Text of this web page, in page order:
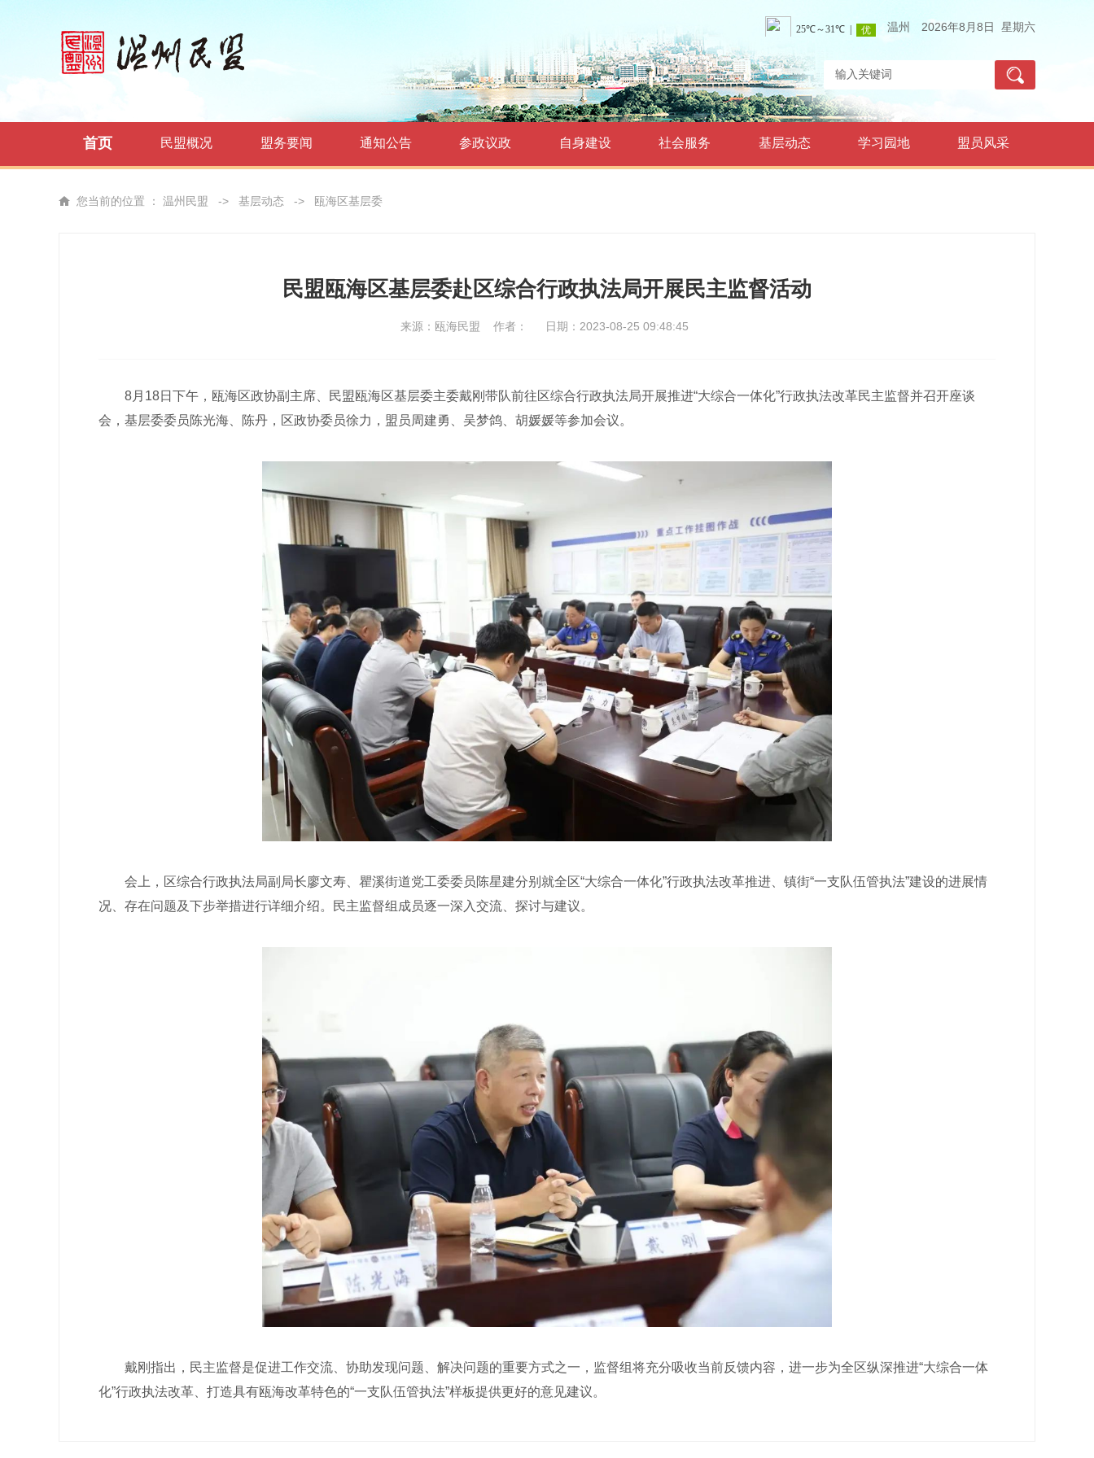
温州 2026年8月8日 星期六
首页 民盟概况 盟务要闻 通知公告 参政议政 自身建设 社会服务 基层动态 学习园地 盟员风采
您当前的位置 ： 温州民盟 -> 基层动态 -> 瓯海区基层委
民盟瓯海区基层委赴区综合行政执法局开展民主监督活动
来源：瓯海民盟 作者： 日期：2023-08-25 09:48:45
8月18日下午，瓯海区政协副主席、民盟瓯海区基层委主委戴刚带队前往区综合行政执法局开展推进“大综合一体化”行政执法改革民主监督并召开座谈
会，基层委委员陈光海、陈丹，区政协委员徐力，盟员周建勇、吴梦鸽、胡媛媛等参加会议。
会上，区综合行政执法局副局长廖文寿、瞿溪街道党工委委员陈星建分别就全区“大综合一体化”行政执法改革推进、镇街“一支队伍管执法”建设的进展情
况、存在问题及下步举措进行详细介绍。民主监督组成员逐一深入交流、探讨与建议。
戴刚指出，民主监督是促进工作交流、协助发现问题、解决问题的重要方式之一，监督组将充分吸收当前反馈内容，进一步为全区纵深推进“大综合一体
化”行政执法改革、打造具有瓯海改革特色的“一支队伍管执法”样板提供更好的意见建议。